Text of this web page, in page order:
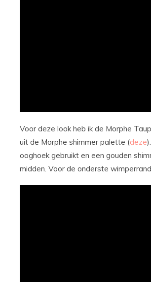
Voor deze look heb ik de Morphe
uit de Morphe shimmer palette (deze
ooghoek gebruikt en een gouden
midden. Voor de onderste